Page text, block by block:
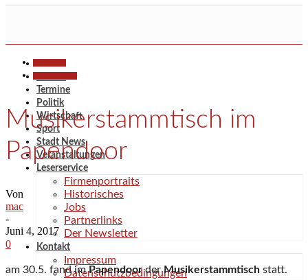
Termine
Politik
Wirtschaft
Sport
Stadt News
Veranstaltungen
Leserservice
Firmenportraits
Historisches
Jobs
Partnerlinks
Der Newsletter
Kontakt
Impressum
Datenschutzbedingungen
Musikerstammtisch im
Papendoor
Von
mac
-
Juni 4, 2017
0
am 30.5. fand imPapendoorderMusikerstammtisch statt.